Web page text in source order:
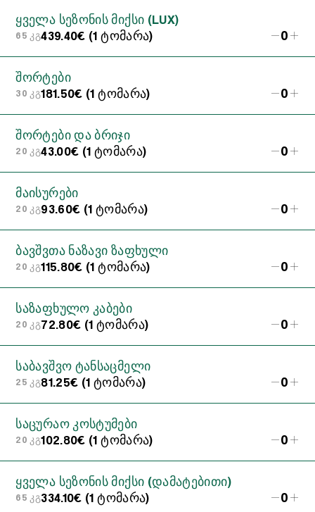
ყველა სეზონის მიქსი (LUX)
65 კგ439.40€ (1 ტომარა) 0
შორტები
30 კგ181.50€ (1 ტომარა) 0
შორტები და ბრიჯი
20 კგ43.00€ (1 ტომარა) 0
მაისურები
20 კგ93.60€ (1 ტომარა) 0
ბავშვთა ნაზავი ზაფხული
20 კგ115.80€ (1 ტომარა) 0
საზაფხულო კაბები
20 კგ72.80€ (1 ტომარა) 0
საბავშვო ტანსაცმელი
25 კგ81.25€ (1 ტომარა) 0
საცურაო კოსტუმები
20 კგ102.80€ (1 ტომარა) 0
ყველა სეზონის მიქსი (დამატებითი)
65 კგ334.10€ (1 ტომარა) 0